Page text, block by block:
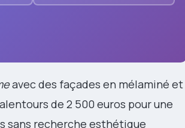
avec des façades en mélaminé et
de 2 500 euros pour une
sans recherche esthétique